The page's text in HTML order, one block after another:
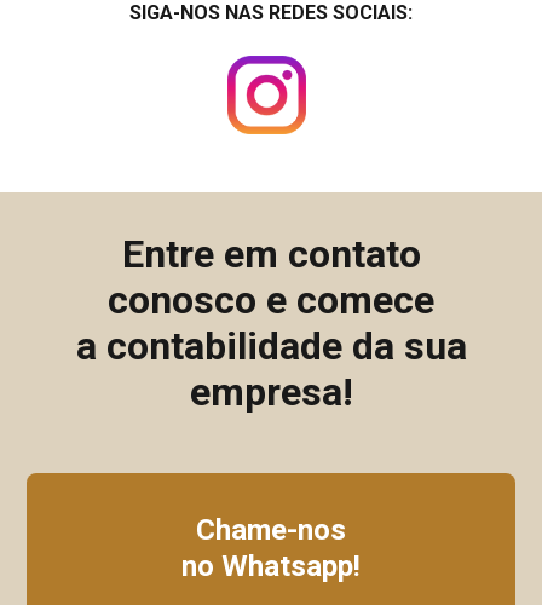
SIGA-NOS NAS REDES SOCIAIS:
Entre em contato
conosco e comece
a contabilidade da sua
empresa!
Chame-nos
no Whatsapp!